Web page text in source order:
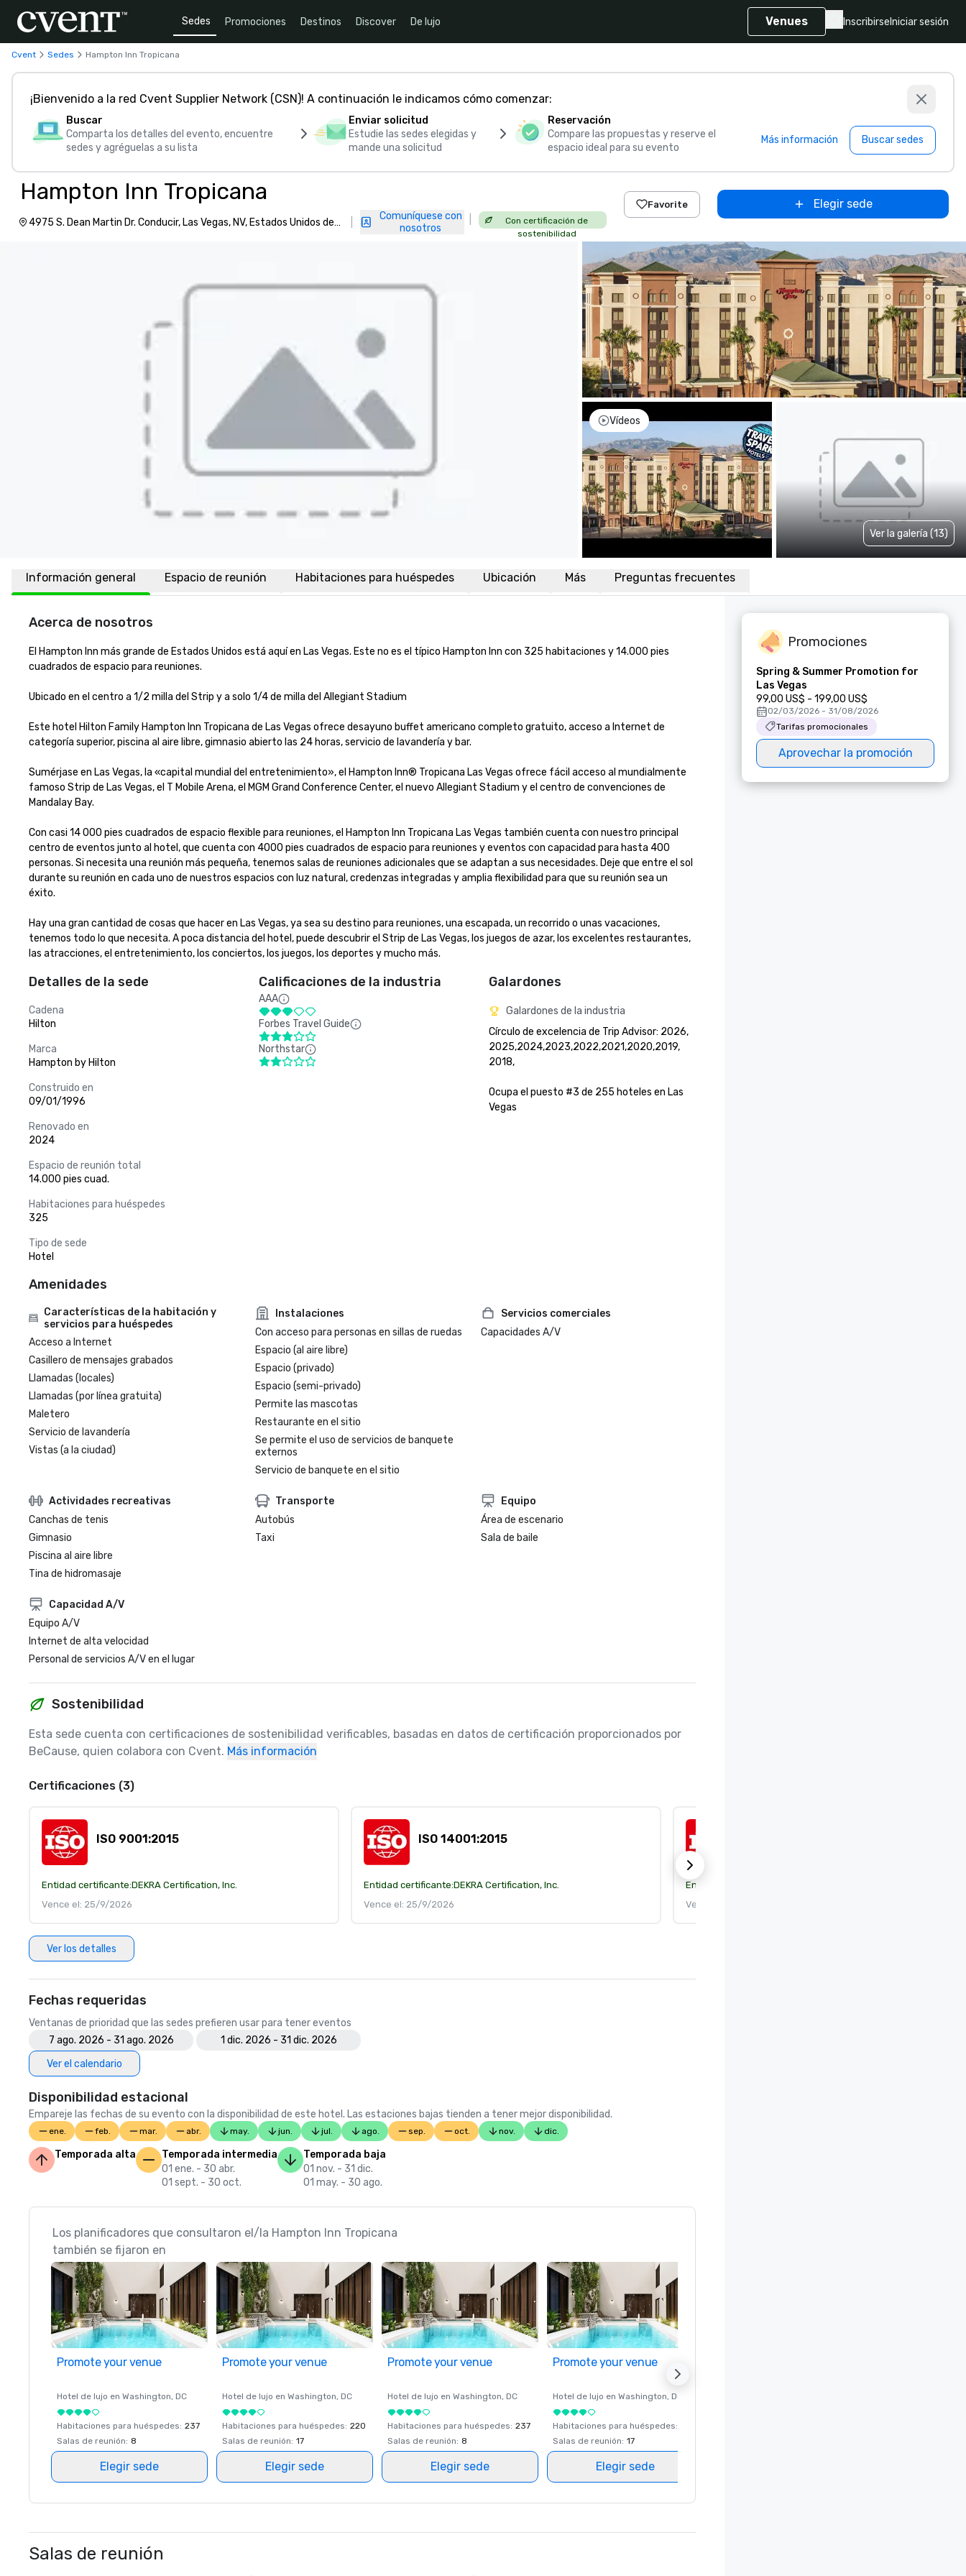
Sedes Promociones Destinos Discover De lujo Venues Inscribirse Iniciar sesión
Cvent Sedes Hampton Inn Tropicana
¡Bienvenido a la red Cvent Supplier Network (CSN)! A continuación le indicamos cómo comenzar:
Buscar
Comparta los detalles del evento, encuentre
sedes y agréguelas a su lista
Enviar solicitud
Estudie las sedes elegidas y
mande una solicitud
Reservación
Compare las propuestas y reserve el
espacio ideal para su evento
Más información Buscar sedes
Hampton Inn Tropicana
4975 S. Dean Martin Dr. Conducir, Las Vegas, NV, Estados Unidos de
Comuníquese con
nosotros
Con certificación de
sostenibilidad
Favorite Elegir sede
Vídeos
Ver la galería (13)
Información general Espacio de reunión Habitaciones para huéspedes Ubicación Más Preguntas frecuentes
Acerca de nosotros
El Hampton Inn más grande de Estados Unidos está aquí en Las Vegas. Este no es el típico Hampton Inn con 325 habitaciones y 14.000 pies
cuadrados de espacio para reuniones.
Ubicado en el centro a 1/2 milla del Strip y a solo 1/4 de milla del Allegiant Stadium
Este hotel Hilton Family Hampton Inn Tropicana de Las Vegas ofrece desayuno buffet americano completo gratuito, acceso a Internet de
categoría superior, piscina al aire libre, gimnasio abierto las 24 horas, servicio de lavandería y bar.
Sumérjase en Las Vegas, la «capital mundial del entretenimiento», el Hampton Inn® Tropicana Las Vegas ofrece fácil acceso al mundialmente
famoso Strip de Las Vegas, el T Mobile Arena, el MGM Grand Conference Center, el nuevo Allegiant Stadium y el centro de convenciones de
Mandalay Bay.
Con casi 14 000 pies cuadrados de espacio flexible para reuniones, el Hampton Inn Tropicana Las Vegas también cuenta con nuestro principal
centro de eventos junto al hotel, que cuenta con 4000 pies cuadrados de espacio para reuniones y eventos con capacidad para hasta 400
personas. Si necesita una reunión más pequeña, tenemos salas de reuniones adicionales que se adaptan a sus necesidades. Deje que entre el sol
durante su reunión en cada uno de nuestros espacios con luz natural, credenzas integradas y amplia flexibilidad para que su reunión sea un
éxito.
Hay una gran cantidad de cosas que hacer en Las Vegas, ya sea su destino para reuniones, una escapada, un recorrido o unas vacaciones,
tenemos todo lo que necesita. A poca distancia del hotel, puede descubrir el Strip de Las Vegas, los juegos de azar, los excelentes restaurantes,
las atracciones, el entretenimiento, los conciertos, los juegos, los deportes y mucho más.
Detalles de la sede
Cadena
Hilton
Marca
Hampton by Hilton
Construido en
09/01/1996
Renovado en
2024
Espacio de reunión total
14.000 pies cuad.
Habitaciones para huéspedes
325
Tipo de sede
Hotel
Calificaciones de la industria
AAA
Forbes Travel Guide
Northstar
Galardones
Galardones de la industria
Círculo de excelencia de Trip Advisor: 2026,
2025,2024,2023,2022,2021,2020,2019,
2018,
Ocupa el puesto #3 de 255 hoteles en Las
Vegas
Amenidades
Características de la habitación y
servicios para huéspedes
Acceso a Internet
Casillero de mensajes grabados
Llamadas (locales)
Llamadas (por línea gratuita)
Maletero
Servicio de lavandería
Vistas (a la ciudad)
Instalaciones
Con acceso para personas en sillas de ruedas
Espacio (al aire libre)
Espacio (privado)
Espacio (semi-privado)
Permite las mascotas
Restaurante en el sitio
Se permite el uso de servicios de banquete
externos
Servicio de banquete en el sitio
Servicios comerciales
Capacidades A/V
Actividades recreativas
Canchas de tenis
Gimnasio
Piscina al aire libre
Tina de hidromasaje
Transporte
Autobús
Taxi
Equipo
Área de escenario
Sala de baile
Capacidad A/V
Equipo A/V
Internet de alta velocidad
Personal de servicios A/V en el lugar
Sostenibilidad
Esta sede cuenta con certificaciones de sostenibilidad verificables, basadas en datos de certificación proporcionados por
BeCause, quien colabora con Cvent. Más información
Certificaciones (3)
ISO 9001:2015
Entidad certificante:DEKRA Certification, Inc.
Vence el: 25/9/2026
ISO 14001:2015
Entidad certificante:DEKRA Certification, Inc.
Vence el: 25/9/2026
Entidad certificante:
Vence el: 25/9/2026
Ver los detalles
Fechas requeridas
Ventanas de prioridad que las sedes prefieren usar para tener eventos
7 ago. 2026 - 31 ago. 2026
1 dic. 2026 - 31 dic. 2026
Ver el calendario
Disponibilidad estacional
Empareje las fechas de su evento con la disponibilidad de este hotel. Las estaciones bajas tienden a tener mejor disponibilidad.
ene. feb. mar. abr. may. jun. jul. ago. sep. oct. nov. dic.
Temporada alta
Temporada intermedia
01 ene. - 30 abr.
01 sept. - 30 oct.
Temporada baja
01 nov. - 31 dic.
01 may. - 30 ago.
Los planificadores que consultaron el/la Hampton Inn Tropicana
también se fijaron en
Promote your venue
Hotel de lujo en Washington, DC
Habitaciones para huéspedes: 237
Salas de reunión: 8
Elegir sede
Promote your venue
Hotel de lujo en Washington, DC
Habitaciones para huéspedes: 220
Salas de reunión: 17
Elegir sede
Promote your venue
Hotel de lujo en Washington, DC
Habitaciones para huéspedes: 237
Salas de reunión: 8
Elegir sede
Promote your venue
Hotel de lujo en Washington, DC
Habitaciones para huéspedes:
Salas de reunión: 17
Elegir sede
Salas de reunión
Promociones
Spring & Summer Promotion for
Las Vegas
99,00 US$ - 199,00 US$
02/03/2026 - 31/08/2026
Tarifas promocionales
Aprovechar la promoción